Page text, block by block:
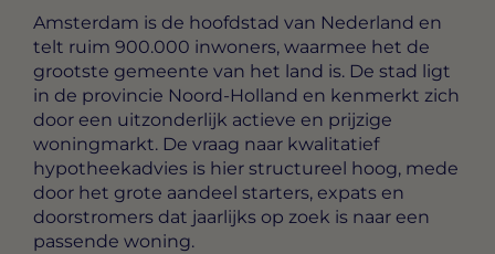
Amsterdam is de hoofdstad van Nederland en
telt ruim 900.000 inwoners, waarmee het de
grootste gemeente van het land is. De stad ligt
in de provincie Noord-Holland en kenmerkt zich
door een uitzonderlijk actieve en prijzige
woningmarkt. De vraag naar kwalitatief
hypotheekadvies is hier structureel hoog, mede
door het grote aandeel starters, expats en
doorstromers dat jaarlijks op zoek is naar een
passende woning.